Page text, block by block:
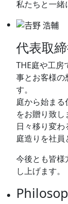
私たちと一緒
代表取
THE庭や工房
事とお客様の
す。
庭から始まる
をお贈り致し
日々移り変
庭造りを社員
今後とも皆様
し上げます。